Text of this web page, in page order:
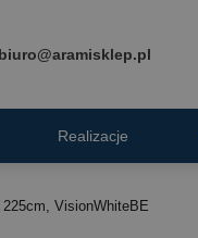
biuro@aramisklep.pl
Realizacje
VisionWhiteBE